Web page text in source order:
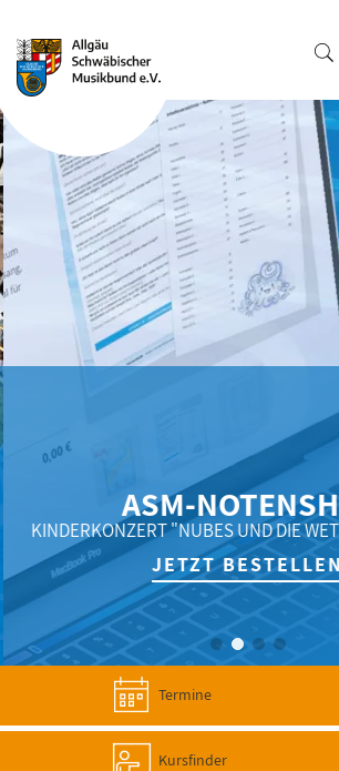
ASM-
KINDERKONZERT "NUBES UND DIE
JETZT
Termine
Kursfinder